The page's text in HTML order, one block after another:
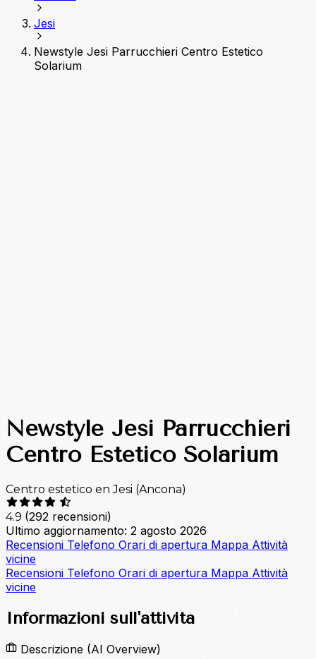
Jesi
Newstyle Jesi Parrucchieri Centro Estetico
Solarium
Newstyle Jesi Parrucchieri
Centro Estetico Solarium
Centro estetico en Jesi (Ancona)
4.9 (292 recensioni)
Ultimo aggiornamento: 2 agosto 2026
Recensioni Telefono Orari di apertura Mappa Attività
vicine
Recensioni Telefono Orari di apertura Mappa Attività
vicine
Informazioni sull'attività
Descrizione (AI Overview)